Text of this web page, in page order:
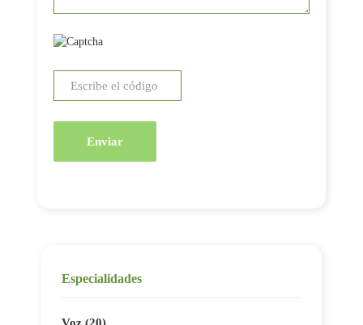
Enviar
Especialidades